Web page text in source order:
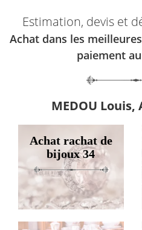
Estimation, devis et
Achat dans les
paiement
MEDOU
Achat rachat de
bijoux 34